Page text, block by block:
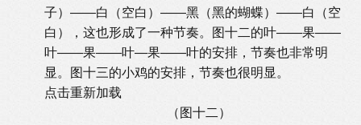
子）——白（空白）——黑（黑的蝴蝶）——白（空
白），这也形成了一种节奏。图十二的叶——果——
叶——果——叶—果——叶的安排，节奏也非常明
显。图十三的小鸡的安排，节奏也很明显。
点击重新加载
（图十二）